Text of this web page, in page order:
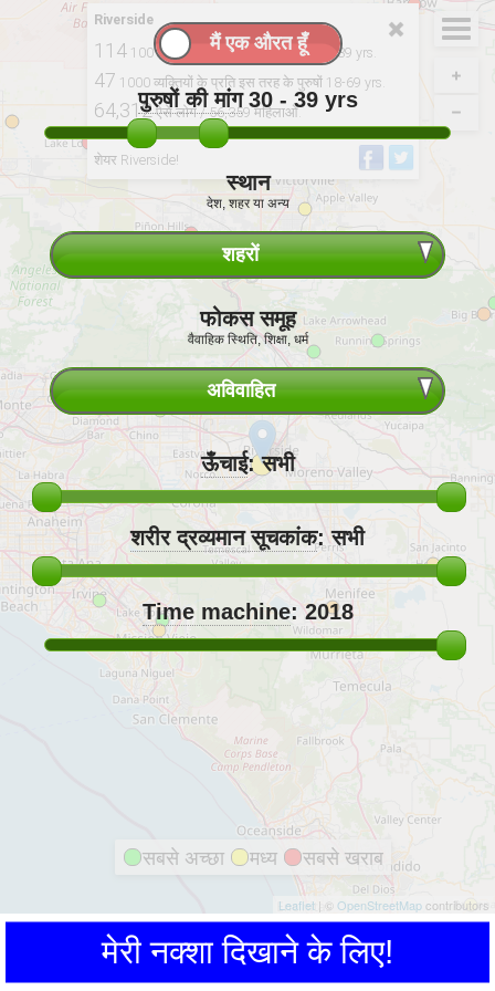
Riverside
114 100 एकल देवियों प्रति एकल पुरुषों। 30-39 yrs.
47 1000 व्यक्तियों के प्रति इस तरह के पुरुषों 18-69 yrs.
64,312ऐसे लोग / 56,359 महिलाओं.
शेयर Riverside!
सबसे अच्छा मध्य सबसे खराब
Leaflet | © OpenStreetMapcontributors
पुरुषों की मांग 30 - 39yrs
स्थान
देश, शहर या अन्य
शहरों
फोकस समूह
वैवाहिक स्थिति, शिक्षा, धर्म
अविवाहित
शरीर द्रव्यमान सूचकांक:सभी
ऊँचाई:सभी
Time machine:2018
मेरी नक्शा दिखाने के लिए!